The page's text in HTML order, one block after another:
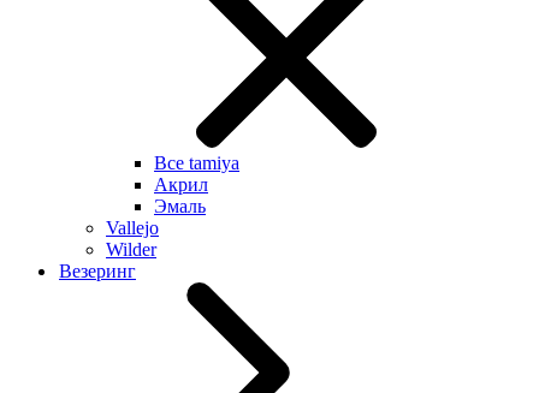
Все tamiya
Акрил
Эмаль
Vallejo
Wilder
Везеринг